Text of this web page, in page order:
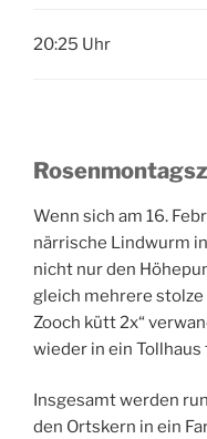
20:25 Uhr
Wenn sich am 16.
närrische Lindwurm
nicht nur den
gleich mehrere
Zooch kütt 2x“
wieder in ein Tollhaus
Insgesamt werden
den Ortskern in ein